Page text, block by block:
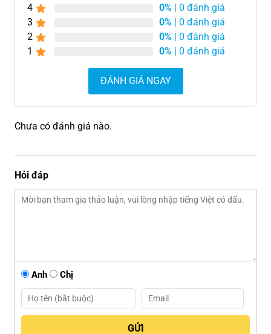
4
0% | 0 đánh giá
3
0% | 0 đánh giá
2
0% | 0 đánh giá
1
0% | 0 đánh giá
ĐÁNH GIÁ NGAY
Chưa có đánh giá nào.
Hỏi đáp
Anh Chị